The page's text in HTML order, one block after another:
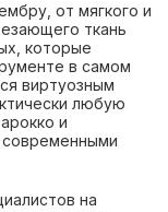
от мягкого и
ткань
которые
в самом
виртуозным
любую
и
современными
на